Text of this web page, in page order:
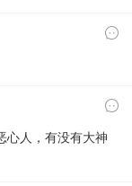
心人，有没有大神